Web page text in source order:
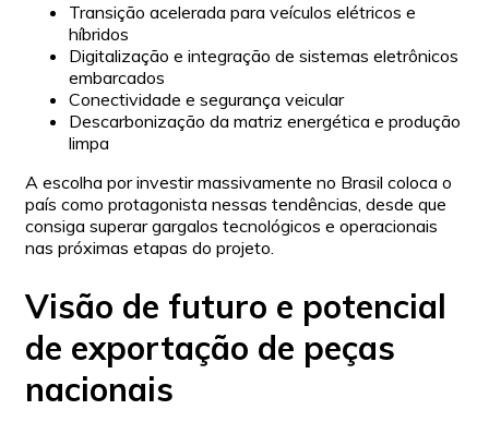
Transição acelerada para veículos elétricos e
híbridos
Digitalização e integração de sistemas eletrônicos
embarcados
Conectividade e segurança veicular
Descarbonização da matriz energética e produção
limpa
A escolha por investir massivamente no Brasil coloca o
país como protagonista nessas tendências, desde que
consiga superar gargalos tecnológicos e operacionais
nas próximas etapas do projeto.
Visão de futuro e potencial
de exportação de peças
nacionais